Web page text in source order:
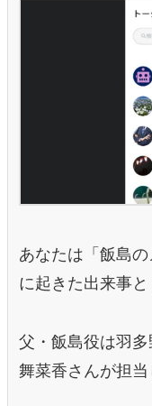
あなたは「飯島
に起きた出来事と
父・飯島役は羽
舞菜香さんが担当